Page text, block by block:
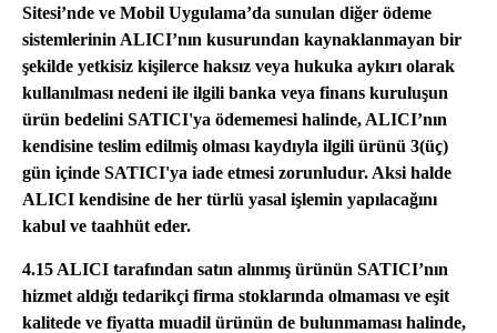
Sitesi’nde ve Mobil Uygulama’da sunulan diğer ödeme
sistemlerinin ALICI’nın kusurundan kaynaklanmayan bir
şekilde yetkisiz kişilerce haksız veya hukuka aykırı olarak
kullanılması nedeni ile ilgili banka veya finans kuruluşun
ürün bedelini SATICI'ya ödememesi halinde, ALICI’nın
kendisine teslim edilmiş olması kaydıyla ilgili ürünü 3(üç)
gün içinde SATICI'ya iade etmesi zorunludur. Aksi halde
ALICI kendisine de her türlü yasal işlemin yapılacağını
kabul ve taahhüt eder.
4.15 ALICI tarafından satın alınmış ürünün SATICI’nın
hizmet aldığı tedarikçi firma stoklarında olmaması ve eşit
kalitede ve fiyatta muadil ürünün de bulunmaması halinde,